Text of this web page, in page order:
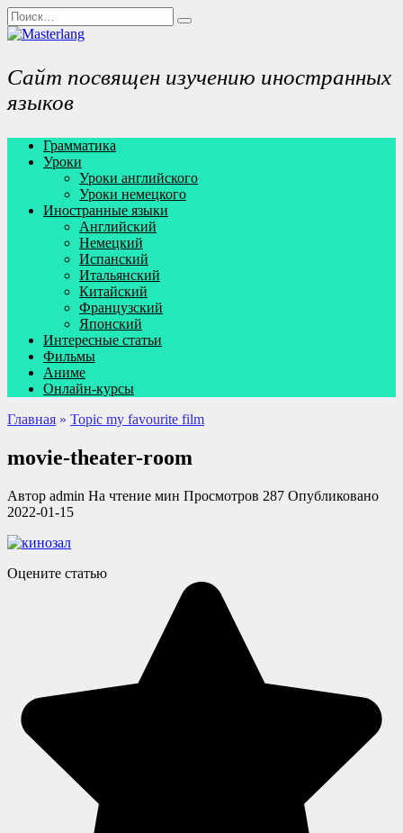
Перейти
к
содержанию
Search
for:
Сайт посвящен изучению иностранных
языков
Грамматика
Уроки
Уроки английского
Уроки немецкого
Иностранные языки
Английский
Немецкий
Испанский
Итальянский
Китайский
Французский
Японский
Интересные статьи
Фильмы
Аниме
Онлайн-курсы
Главная » Topic my favourite film
movie-theater-room
Автор admin На чтение мин Просмотров 287 Опубликовано
2022-01-15
Оцените статью